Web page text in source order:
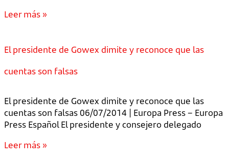
Leer más »
El presidente de Gowex dimite y reconoce que las
cuentas son falsas
El presidente de Gowex dimite y reconoce que las
cuentas son falsas 06/07/2014 | Europa Press – Europa
Press Español El presidente y consejero delegado
Leer más »